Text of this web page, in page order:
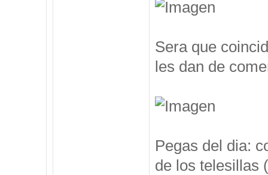
Sera que
les dan de
Pegas del dia:
de los telesillas